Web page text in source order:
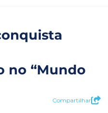
no “Mundo
Compartilhar